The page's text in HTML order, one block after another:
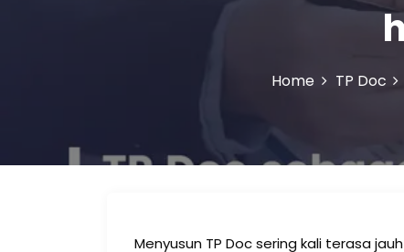
Home TP Doc
Menyusun TP Doc sering kali terasa